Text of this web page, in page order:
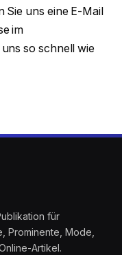
Sie uns eine E-Mail
im
so schnell wie
für
Prominente, Mode,
Artikel.